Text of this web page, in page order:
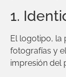
1.
El logotipo, la
fotografías y
impresión del